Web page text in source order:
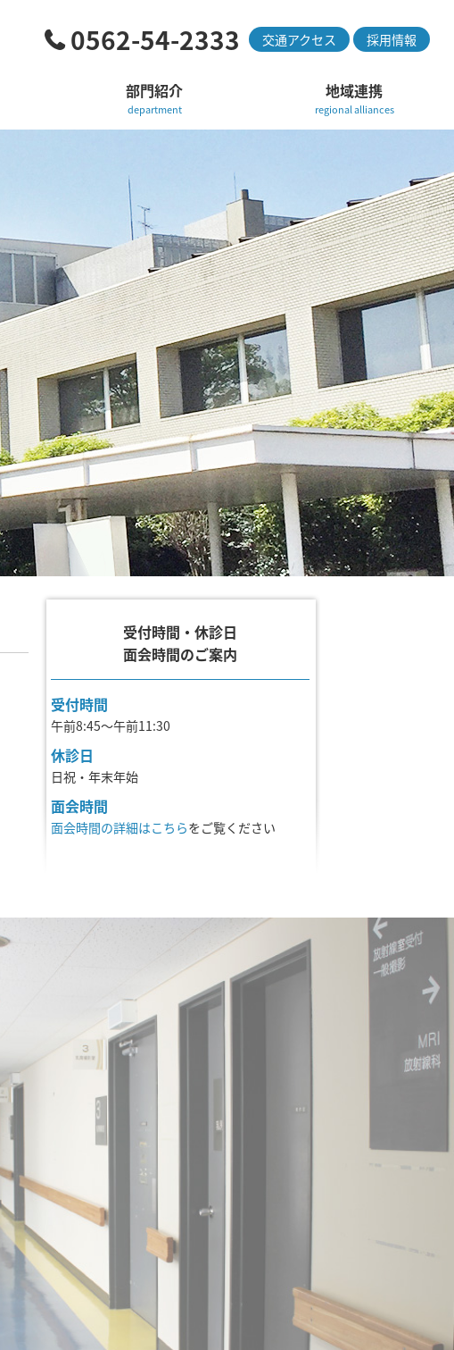
0562-54-2333 交通アクセス 採用情報
部門紹介
department
地域連携
regional alliances
受付時間・休診日
面会時間のご案内
受付時間
午前8:45～午前11:30
休診日
日祝・年末年始
面会時間
面会時間の詳細はこちらをご覧ください